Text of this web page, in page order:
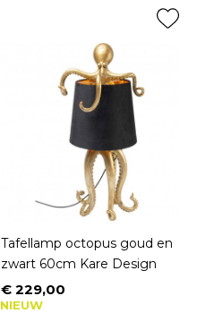
Tafellamp octopus goud en
zwart 60cm Kare Design
Prijs
€ 229,00
NIEUW